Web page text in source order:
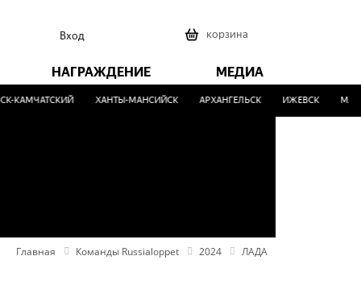
Вход корзина
НАГРАЖДЕНИЕ МЕДИА
ХАНТЫ-МАНСИЙСК АРХАНГЕЛЬСК ИЖЕВСК
Главная Команды Russialoppet 2024 ЛАДА